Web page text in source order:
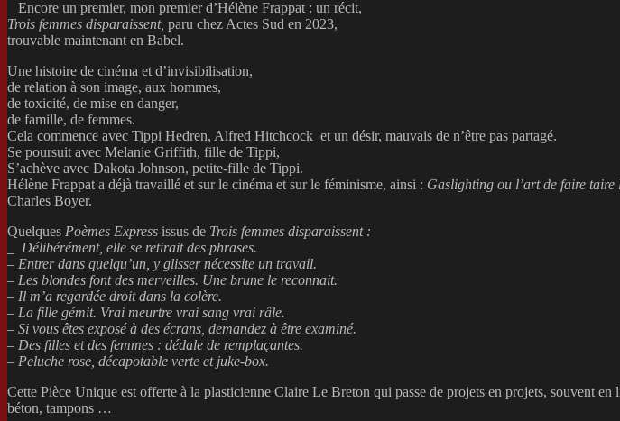
Encore un premier, mon premier d’Hélène Frappat : un récit,
Trois femmes disparaissent, paru chez Actes Sud en 2023,
trouvable maintenant en Babel.
Une histoire de cinéma et d’invisibilisation,
de relation à son image, aux hommes,
de toxicité, de mise en danger,
de famille, de femmes.
Cela commence avec Tippi Hedren, Alfred Hitchcock et un désir, mauvais de n’être pas partagé.
Se poursuit avec Melanie Griffith, fille de Tippi,
S’achève avec Dakota Johnson, petite-fille de Tippi.
Hélène Frappat a déjà travaillé et sur le cinéma et sur le féminisme, ainsi : Gaslighting ou l’art de faire taire
Charles Boyer.
Quelques Poèmes Express issus de Trois femmes disparaissent :
_ Délibérément, elle se retirait des phrases.
– Entrer dans quelqu’un, y glisser nécessite un travail.
– Les blondes font des merveilles. Une brune le reconnait.
– Il m’a regardée droit dans la colère.
– La fille gémit. Vrai meurtre vrai sang vrai râle.
– Si vous êtes exposé à des écrans, demandez à être examiné.
– Des filles et des femmes : dédale de remplaçantes.
– Peluche rose, décapotable verte et juke-box.
Cette Pièce Unique est offerte à la plasticienne Claire Le Breton qui passe de projets en projets, souvent
béton, tampons …